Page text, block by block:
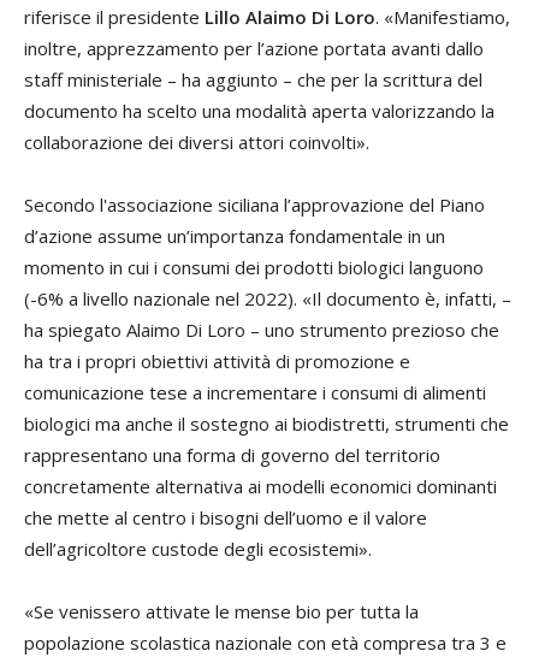
riferisce il presidente Lillo Alaimo Di Loro. «Manifestiamo,
inoltre, apprezzamento per l’azione portata avanti dallo
staff ministeriale – ha aggiunto – che per la scrittura del
documento ha scelto una modalità aperta valorizzando la
collaborazione dei diversi attori coinvolti».
Secondo l'associazione siciliana l’approvazione del Piano
d’azione assume un’importanza fondamentale in un
momento in cui i consumi dei prodotti biologici languono
(-6% a livello nazionale nel 2022). «Il documento è, infatti, –
ha spiegato Alaimo Di Loro – uno strumento prezioso che
ha tra i propri obiettivi attività di promozione e
comunicazione tese a incrementare i consumi di alimenti
biologici ma anche il sostegno ai biodistretti, strumenti che
rappresentano una forma di governo del territorio
concretamente alternativa ai modelli economici dominanti
che mette al centro i bisogni dell’uomo e il valore
dell’agricoltore custode degli ecosistemi».
«Se venissero attivate le mense bio per tutta la
popolazione scolastica nazionale con età compresa tra 3 e